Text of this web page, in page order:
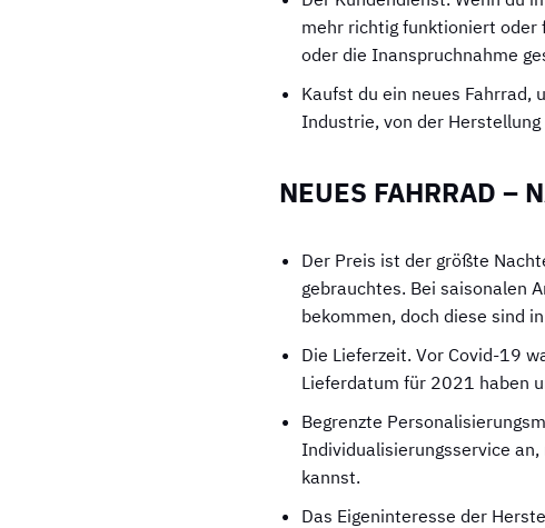
mehr richtig funktioniert oder
oder die Inanspruchnahme
Kaufst du ein neues Fahrrad,
Industrie, von der
NEUES FAHRRAD –
Der Preis ist der größte
gebrauchtes. Bei saisonalen
bekommen, doch diese sind
Die Lieferzeit. Vor Covid-19
Lieferdatum für 2021 haben
Begrenzte
Individualisierungsservice
kannst.
Das Eigeninteresse der